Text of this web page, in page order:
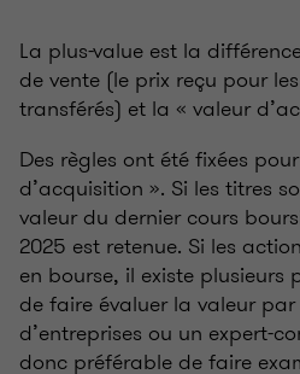
La plus-value est la
de vente (le prix reçu pour
transférés) et la « valeur
Des règles ont été fixées
d’acquisition ». Si les titres
valeur du dernier cours
2025 est retenue. Si les
en bourse, il existe plusieurs
de faire évaluer la valeur par
d’entreprises ou un expert-
donc préférable de faire